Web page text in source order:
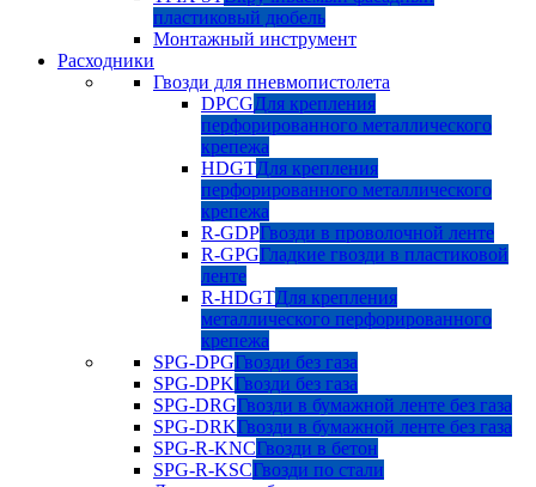
пластиковый дюбель
Монтажный инструмент
Расходники
Гвозди для пневмопистолета
DPCGДля крепления
перфорированного металлического
крепежа
HDGTДля крепления
перфорированного металлического
крепежа
R-GDPГвозди в проволочной ленте
R-GPGГладкие гвозди в пластиковой
ленте
R-HDGTДля крепления
металлического перфорированного
крепежа
SPG-DPGГвозди без газа
SPG-DPKГвозди без газа
SPG-DRGГвозди в бумажной ленте без газа
SPG-DRKГвозди в бумажной ленте без газа
SPG-R-KNCГвозди в бетон
SPG-R-KSCГвозди по стали